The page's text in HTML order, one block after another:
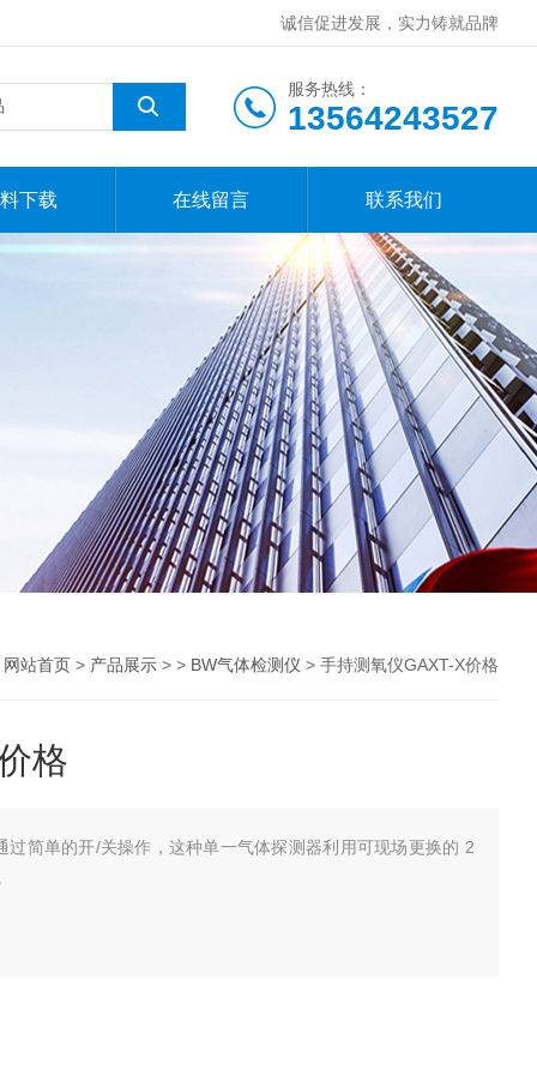
诚信促进发展，实力铸就品牌
服务热线：
13564243527
下载 在线留言 联系我们
网站首页 > 产品展示 > > BW气体检测仪 > 手持测氧仪GAXT-X价格
格
过简单的开/关操作，这种单一气体探测器利用可现场更换的 2